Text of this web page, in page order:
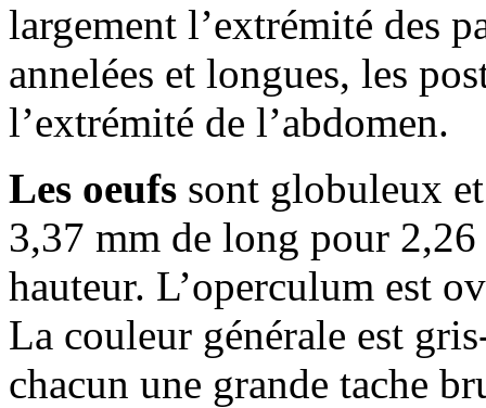
largement l’extrémité des
annelées et longues, les
l’extrémité de l’abdomen.
Les oeufs sont globuleux
3,37 mm de long pour
hauteur. L’operculum est
La couleur générale est
chacun une grande tache